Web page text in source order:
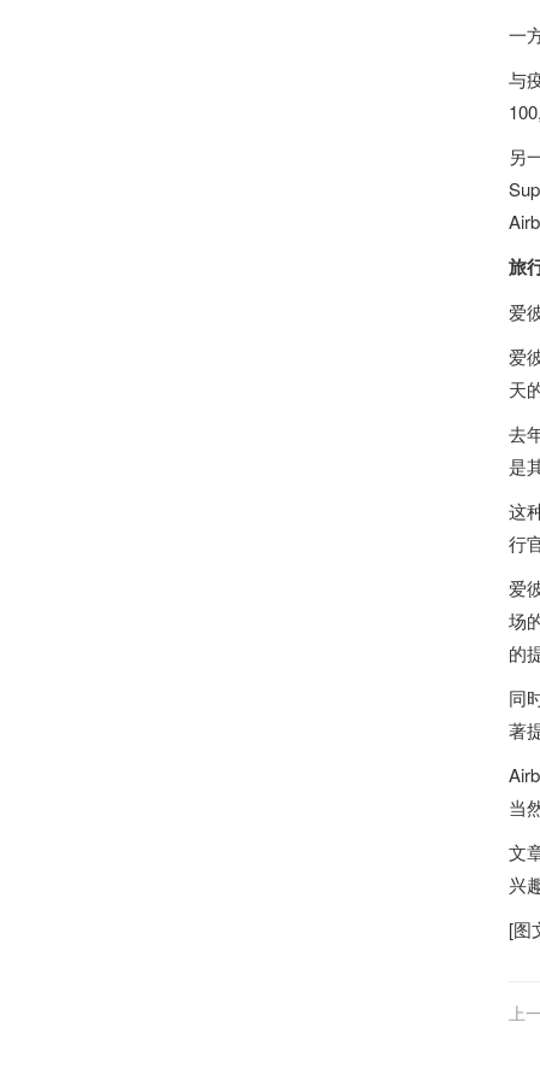
一
与
另
旅
爱
爱
天
去
是
这
行
爱
场
的
同
著
当
文
兴
[图
上